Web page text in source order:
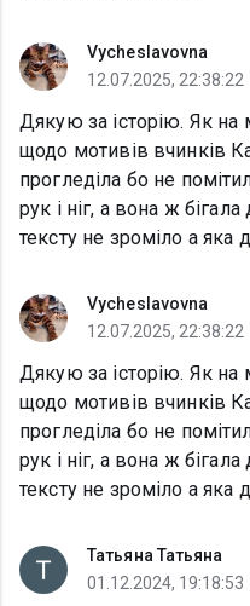
Vycheslavovna
12.07.2025, 22:38:22
Дякую за історію. Як на
щодо мотивів вчинків
прогледіла бо не
рук і ніг, а вона ж
тексту не зроміло а яка
Vycheslavovna
12.07.2025, 22:38:22
Дякую за історію. Як на
щодо мотивів вчинків
прогледіла бо не
рук і ніг, а вона ж
тексту не зроміло а яка
Татьяна Татьяна
01.12.2024, 19:18:53